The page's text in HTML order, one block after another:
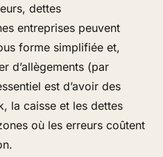
dettes
entreprises peuvent
forme simplifiée et,
d’allègements (par
est d’avoir des
la caisse et les dettes
où les erreurs coûtent